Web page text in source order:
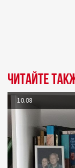
Читайте
10.08